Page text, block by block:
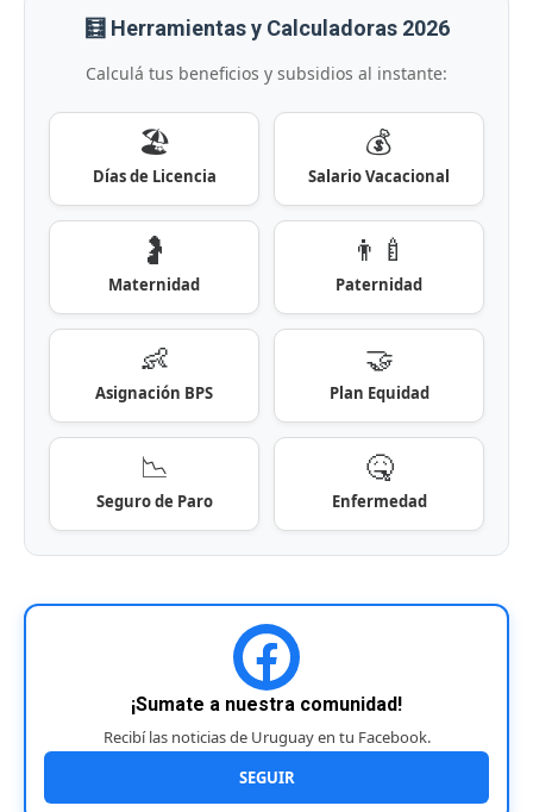
🧮 Herramientas y Calculadoras 2026
Calculá tus beneficios y subsidios al instante:
🏖️
Días de Licencia
💰
Salario Vacacional
🤰
Maternidad
👨‍🍼
Paternidad
👶
Asignación BPS
🤝
Plan Equidad
📉
Seguro de Paro
🤒
Enfermedad
¡Sumate a nuestra comunidad!
Recibí las noticias de Uruguay en tu Facebook.
SEGUIR